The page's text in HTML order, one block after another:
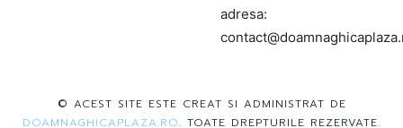
adresa:
© ACEST SITE ESTE CREAT SI ADMINISTRAT DE
DOAMNAGHICAPLAZA.RO. TOATE DREPTURILE REZERVATE.